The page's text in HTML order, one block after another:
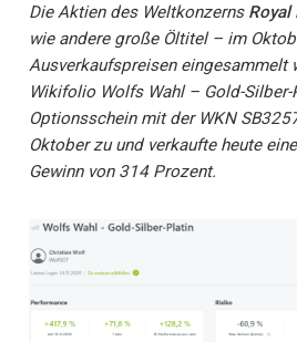
Die Aktien des Weltkonzerns Royal
wie andere große Öltitel – im
Ausverkaufspreisen eingesammelt
Wikifolio Wolfs Wahl – Gold-
Optionsschein mit der WKN
Oktober zu und verkaufte heute
Gewinn von 314 Prozent.